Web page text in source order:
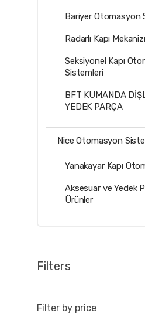
Bariyer Otomasyon
Radarlı Kapı
Seksiyonel Kapı
Sistemleri
BFT KUMANDA
YEDEK PARÇA
Nice Otomasyon
Yanakayar Kapı
Aksesuar ve Yedek
Ürünler
Filters
Filter by price